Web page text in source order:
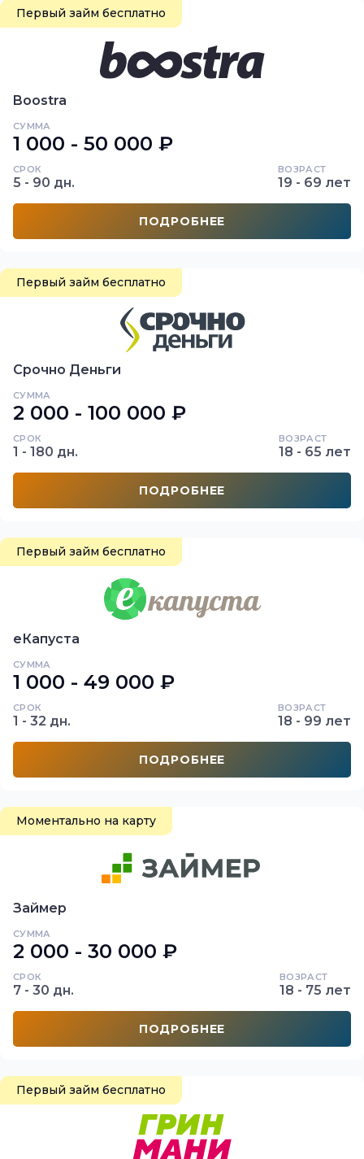
Первый займ бесплатно
Boostra
СУММА
1 000 - 50 000 ₽
СРОК
5 - 90 дн.
ВОЗРАСТ
19 - 69 лет
ПОДРОБНЕЕ
Первый займ бесплатно
Срочно Деньги
СУММА
2 000 - 100 000 ₽
СРОК
1 - 180 дн.
ВОЗРАСТ
18 - 65 лет
ПОДРОБНЕЕ
Первый займ бесплатно
еКапуста
СУММА
1 000 - 49 000 ₽
СРОК
1 - 32 дн.
ВОЗРАСТ
18 - 99 лет
ПОДРОБНЕЕ
Моментально на карту
Займер
СУММА
2 000 - 30 000 ₽
СРОК
7 - 30 дн.
ВОЗРАСТ
18 - 75 лет
ПОДРОБНЕЕ
Первый займ бесплатно